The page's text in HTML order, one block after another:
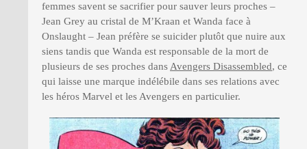
femmes savent se sacrifier pour sauver leurs proches –
Jean Grey au cristal de M’Kraan et Wanda face à
Onslaught – Jean préfère se suicider plutôt que nuire aux
siens tandis que Wanda est responsable de la mort de
plusieurs de ses proches dansAvengers Disassembled, ce
qui laisse une marque indélébile dans ses relations avec
les héros Marvel et les Avengers en particulier.